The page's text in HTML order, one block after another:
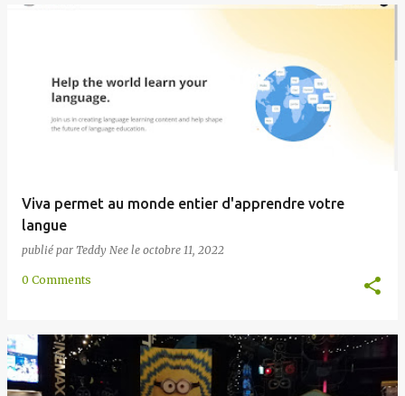
Viva permet au monde entier d'apprendre votre
langue
publié par Teddy Nee le octobre 11, 2022
0 Comments